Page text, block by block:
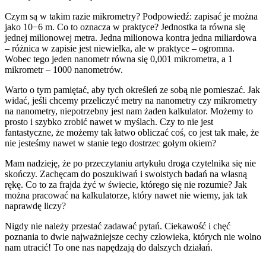
Czym są w takim razie mikrometry? Podpowiedź: zapisać je można
jako 10−6 m. Co to oznacza w praktyce? Jednostka ta równa się
jednej milionowej metra. Jedna milionowa kontra jedna miliardowa
– różnica w zapisie jest niewielka, ale w praktyce – ogromna.
Wobec tego jeden nanometr równa się 0,001 mikrometra, a 1
mikrometr – 1000 nanometrów.
Warto o tym pamiętać, aby tych określeń ze sobą nie pomieszać. Jak
widać, jeśli chcemy przeliczyć metry na nanometry czy mikrometry
na nanometry, niepotrzebny jest nam żaden kalkulator. Możemy to
prosto i szybko zrobić nawet w myślach. Czy to nie jest
fantastyczne, że możemy tak łatwo obliczać coś, co jest tak małe, że
nie jesteśmy nawet w stanie tego dostrzec gołym okiem?
Mam nadzieję, że po przeczytaniu artykułu droga czytelnika się nie
skończy. Zachęcam do poszukiwań i swoistych badań na własną
rękę. Co to za frajda żyć w świecie, którego się nie rozumie? Jak
można pracować na kalkulatorze, który nawet nie wiemy, jak tak
naprawdę liczy?
Nigdy nie należy przestać zadawać pytań. Ciekawość i chęć
poznania to dwie najważniejsze cechy człowieka, których nie wolno
nam utracić! To one nas napędzają do dalszych działań.